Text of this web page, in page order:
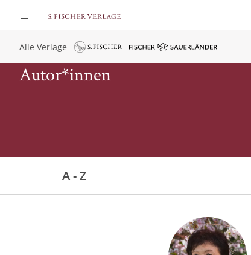
Alle Verlage
Autor*innen
A - Z